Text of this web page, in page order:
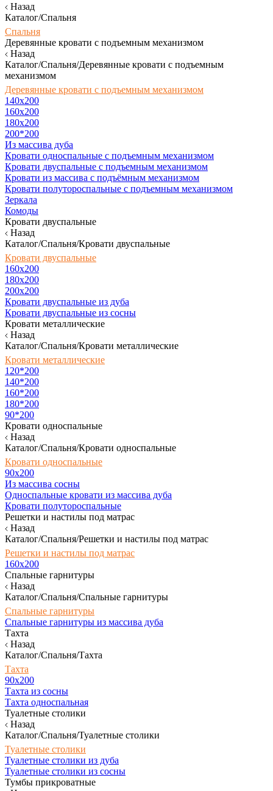
Назад
Каталог/Спальня
Спальня
Деревянные кровати с подъемным механизмом
Назад
Каталог/Спальня/Деревянные кровати с подъемным
механизмом
Деревянные кровати с подъемным механизмом
140x200
160х200
180х200
200*200
Из массива дуба
Кровати односпальные с подъемным механизмом
Кровати двуспальные с подъемным механизмом
Кровати из массива с подъёмным механизмом
Кровати полутороспальные с подъемным механизмом
Зеркала
Комоды
Кровати двуспальные
Назад
Каталог/Спальня/Кровати двуспальные
Кровати двуспальные
160х200
180x200
200x200
Кровати двуспальные из дуба
Кровати двуспальные из сосны
Кровати металлические
Назад
Каталог/Спальня/Кровати металлические
Кровати металлические
120*200
140*200
160*200
180*200
90*200
Кровати односпальные
Назад
Каталог/Спальня/Кровати односпальные
Кровати односпальные
90х200
Из массива сосны
Односпальные кровати из массива дуба
Кровати полутороспальные
Решетки и настилы под матрас
Назад
Каталог/Спальня/Решетки и настилы под матрас
Решетки и настилы под матрас
160х200
Спальные гарнитуры
Назад
Каталог/Спальня/Спальные гарнитуры
Спальные гарнитуры
Спальные гарнитуры из массива дуба
Тахта
Назад
Каталог/Спальня/Тахта
Тахта
90х200
Тахта из сосны
Тахта односпальная
Туалетные столики
Назад
Каталог/Спальня/Туалетные столики
Туалетные столики
Туалетные столики из дуба
Туалетные столики из сосны
Тумбы прикроватные